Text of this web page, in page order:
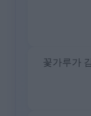
꽃가루가